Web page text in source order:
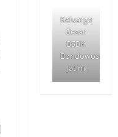
Keluarga
Besar
BSBK
Bondowoso
Jatim